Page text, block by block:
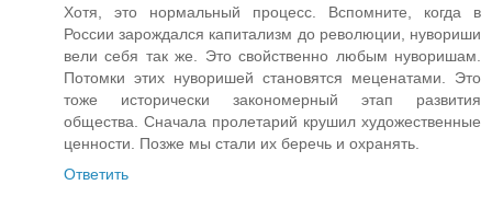
Хотя, это нормальный процесс. Вспомните, когда в
России зарождался капитализм до революции, нувориши
вели себя так же. Это свойственно любым нуворишам.
Потомки этих нуворишей становятся меценатами. Это
тоже исторически закономерный этап развития
общества. Сначала пролетарий крушил художественные
ценности. Позже мы стали их беречь и охранять.
Ответить